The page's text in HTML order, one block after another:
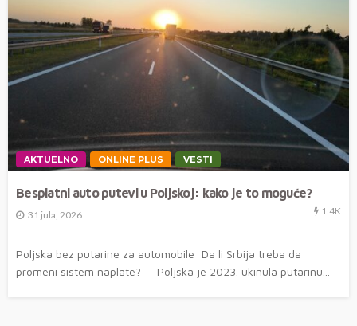
AKTUELNO ONLINE PLUS VESTI
Besplatni auto putevi u Poljskoj: kako je to moguće?
31 jula, 2026 1.4K
Poljska bez putarine za automobile: Da li Srbija treba da
promeni sistem naplate? Poljska je 2023. ukinula putarinu...